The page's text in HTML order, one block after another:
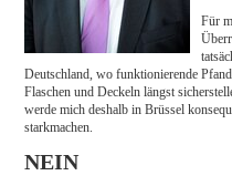
Für
Deutschland, wo funktionierende
Flaschen und Deckeln längst
werde mich deshalb in Brüssel
starkmachen.
NEIN